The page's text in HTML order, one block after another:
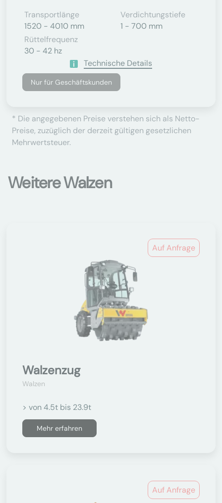
Transportlänge
1520 - 4010 mm
Verdichtungstiefe
1 - 700 mm
Rüttelfrequenz
30 - 42 hz
Technische Details
Nur für Geschäftskunden
* Die angegebenen Preise verstehen sich als Netto-
Preise, zuzüglich der derzeit gültigen gesetzlichen
Mehrwertsteuer.
Weitere Walzen
Auf Anfrage
Walzenzug
Walzen
> von 4.5t bis 23.9t
Mehr erfahren
Auf Anfrage